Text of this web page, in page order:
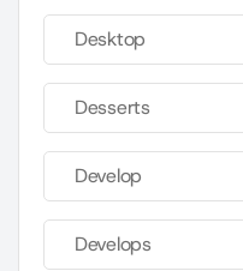
Desktop
Desserts
Develop
Develops